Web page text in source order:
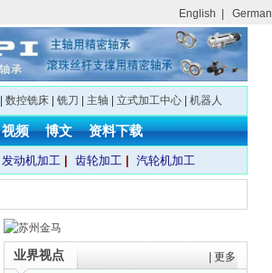
English German
数控铣床| 铣刀 主轴 立式加工中心| 机器人
视频 博文 资料下载
发动机加工 齿轮加工 汽轮机加工
业界视点 更多